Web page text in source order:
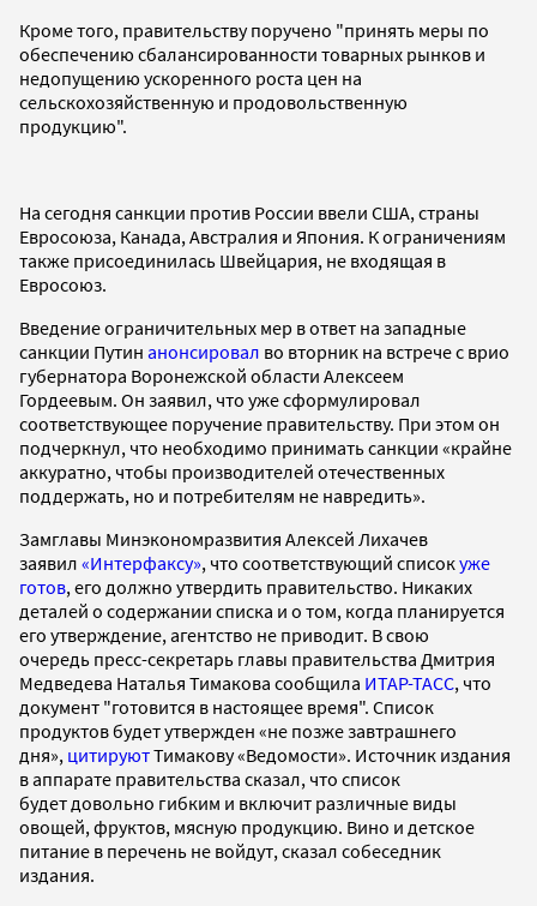
Кроме того, правительству поручено "принять меры по
обеспечению сбалансированности товарных рынков и
недопущению ускоренного роста цен на
сельскохозяйственную и продовольственную
продукцию".
На сегодня санкции против России ввели США, страны
Евросоюза, Канада, Австралия и Япония. К ограничениям
также присоединилась Швейцария, не входящая в
Евросоюз.
Введение ограничительных мер в ответ на западные
санкции Путин анонсировал во вторник на встрече с врио
губернатора Воронежской области Алексеем
Гордеевым. Он заявил, что уже сформулировал
соответствующее поручение правительству. При этом он
подчеркнул, что необходимо принимать санкции «крайне
аккуратно, чтобы производителей отечественных
поддержать, но и потребителям не навредить».
Замглавы Минэкономразвития Алексей Лихачев
заявил «Интерфаксу», что соответствующий списокуже
готов, его должно утвердить правительство. Никаких
деталей о содержании списка и о том, когда планируется
его утверждение, агентство не приводит. В свою
очередь пресс-секретарь главы правительства Дмитрия
Медведева Наталья Тимакова сообщила ИТАР-ТАСС, что
документ "готовится в настоящее время". Список
продуктов будет утвержден «не позже завтрашнего
дня», цитируютТимакову «Ведомости». Источник издания
в аппарате правительства сказал, что список
будет довольно гибким и включит различные виды
овощей, фруктов, мясную продукцию. Вино и детское
питание в перечень не войдут, сказал собеседник
издания.